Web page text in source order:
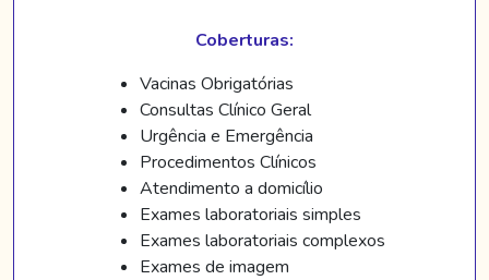
Coberturas:
Vacinas Obrigatórias
Consultas Clínico Geral
Urgência e Emergência
Procedimentos Clínicos
Atendimento a domicílio
Exames laboratoriais simples
Exames laboratoriais complexos
Exames de imagem